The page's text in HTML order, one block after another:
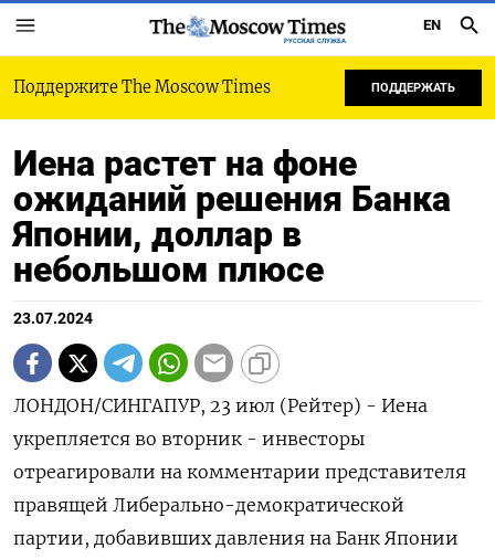
РУССКАЯ СЛУЖБА
EN
Поддержите The Moscow Times ПОДДЕРЖАТЬ
Иена растет на фоне
ожиданий решения Банка
Японии, доллар в
небольшом плюсе
23.07.2024
ЛОНДОН/СИНГАПУР, 23 июл (Рейтер) - Иена
укрепляется во вторник - инвесторы
отреагировали на комментарии представителя
правящей Либерально-демократической
партии, добавивших давления на Банк Японии